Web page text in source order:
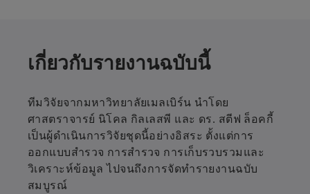
เกี่ยวกับรายงานฉบับนี้
ทีมวิจัยจากมหาวิทยาลัยเมลเบิร์น นำโดย
ศาสตราจารย์ นิโคล กิลเลสพี และ ดร. สตีฟ ล็อคกี้
เป็นผู้ดำเนินการวิจัยชุดนี้อย่างอิสระ ตั้งแต่การ
ออกแบบสำรวจ การสำรวจ การเก็บรวบรวมและ
วิเคราะห์ข้อมูล ไปจนถึงการจัดทำรายงานฉบับ
สมบูรณ์